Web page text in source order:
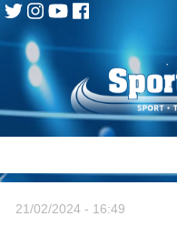
Skip
content
21/02/2024 - 16:49